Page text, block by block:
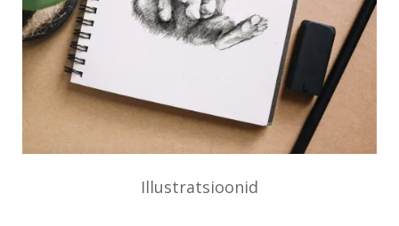
Illustratsioonid